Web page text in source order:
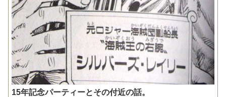
15年記念パーティーとその付近の話。